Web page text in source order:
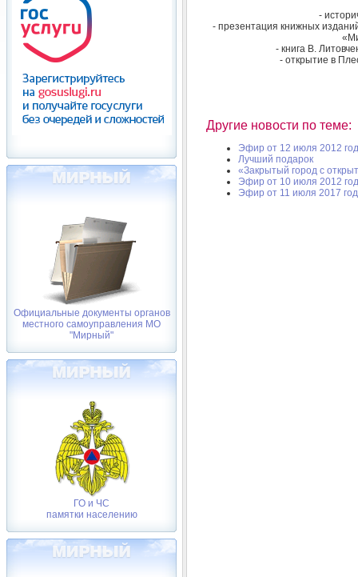
Официальные документы органов
местного самоуправления МО
"Мирный"
ГО и ЧС
памятки населению
-
- презентация книжных
- книга В.
- открытие в
Другие новости по теме:
Эфир от 12 июля 2012
Лучший подарок
«Закрытый город с
Эфир от 10 июля 2012
Эфир от 11 июля 2017